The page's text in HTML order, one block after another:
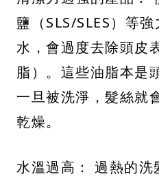
鹽（SLS/SLES）等
水，會過度去除頭皮
脂）。這些油脂本是
一旦被洗淨，髮絲就
乾燥。
水溫過高： 過熱的洗